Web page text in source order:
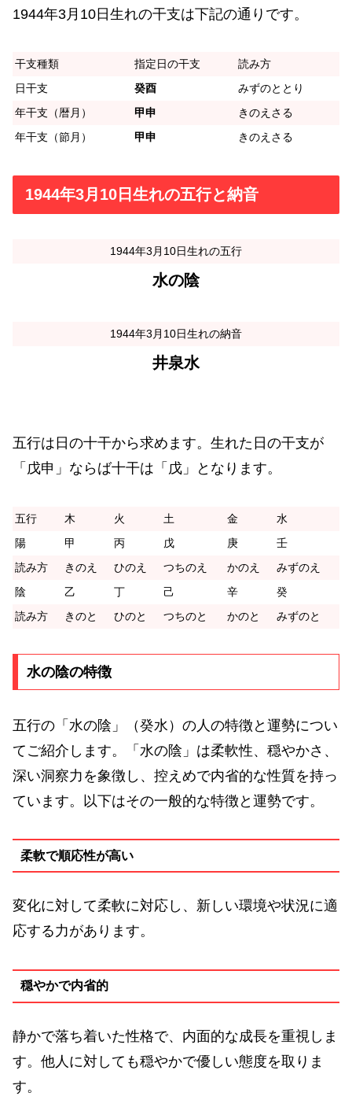
1944年3月10日生れの干支は下記の通りです。
干支種類 指定日の干支
読み方
日干支
癸酉
みずのととり
年干支（暦月）
甲申
きのえさる
年干支（節月）
甲申 きのえさる
1944年3月10日生れの五行と納音
1944年3月10日生れの五行
水の陰
1944年3月10日生れの納音
井泉水
五行は日の十干から求めます。生れた日の干支が
「戊申」ならば十干は「戊」となります。
五行 木 火 土 金
水
陽
甲 丙 戊 庚
壬
読み方
きのえ ひのえ つちのえ かのえ
みずのえ
陰
乙 丁 己 辛
癸
読み方
きのと ひのと つちのと かのと みずのと
水の陰の特徴
五行の「水の陰」（癸水）の人の特徴と運勢につい
てご紹介します。「水の陰」は柔軟性、穏やかさ、
深い洞察力を象徴し、控えめで内省的な性質を持っ
ています。以下はその一般的な特徴と運勢です。
柔軟で順応性が高い
変化に対して柔軟に対応し、新しい環境や状況に適
応する力があります。
穏やかで内省的
静かで落ち着いた性格で、内面的な成長を重視しま
す。他人に対しても穏やかで優しい態度を取りま
す。